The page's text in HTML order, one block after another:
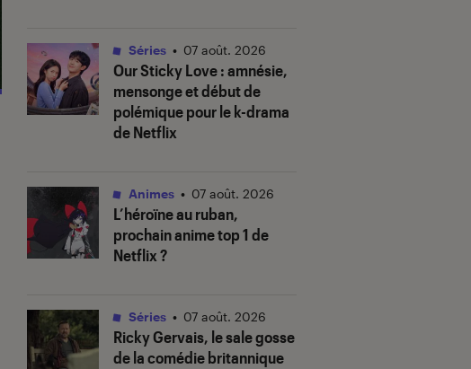
Our Sticky Love: amnésie,
mensonge et début de
polémique pour le k-drama
de Netflix
Séries • 07 août. 2026
L’héroïne au ruban,
prochain anime top 1 de
Netflix ?
Animes • 07 août. 2026
Ricky Gervais, le sale gosse
de la comédie britannique
Séries • 07 août. 2026